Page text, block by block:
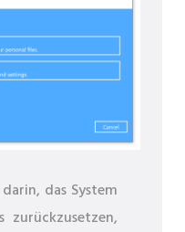
das System